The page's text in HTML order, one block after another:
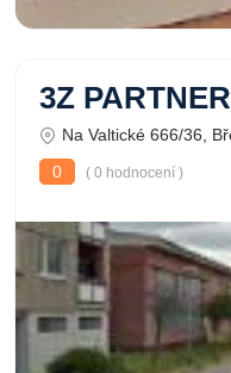
3Z
Na Valtické 666/36,
0
( 0 hodnocení )